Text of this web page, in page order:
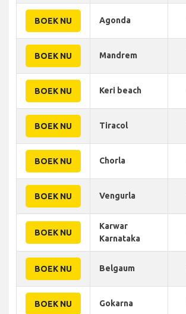
BOEK NU Agonda
BOEK NU Mandrem
BOEK NU Keri beach
BOEK NU Tiracol
BOEK NU Chorla
BOEK NU Vengurla
BOEK NU
Karwar
Karnataka
BOEK NU Belgaum
BOEK NU Gokarna